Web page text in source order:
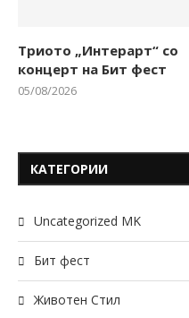
Триото „Интерарт“ со
концерт на Бит фест
05/08/2026
КАТЕГОРИИ
Uncategorized MK
Бит фест
Животен Стил